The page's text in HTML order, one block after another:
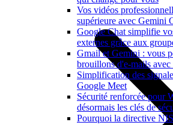
Vos vidéos
supérieure avec Gemini
Google Chat simplifie
externes grâce aux
Gmail et Gemini : vous
brouillons d'e-mails avec
Simplification des
Google Meet
Sécurité renforcée pour
désormais les clés de
Pourquoi la directive